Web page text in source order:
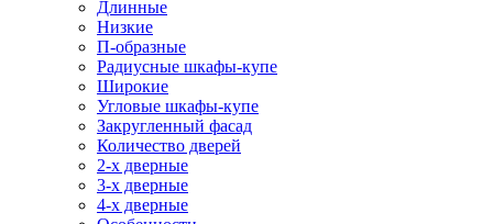
Длинные
Низкие
П-образные
Радиусные шкафы-купе
Широкие
Угловые шкафы-купе
Закругленный фасад
Количество дверей
2-х дверные
3-х дверные
4-х дверные